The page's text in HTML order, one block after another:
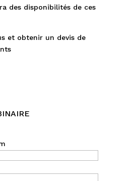
des disponibilités de ces
et obtenir un devis de